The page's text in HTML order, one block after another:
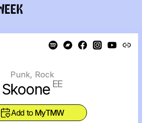
Punk, Rock
Skoone EE
Add to MyTMW